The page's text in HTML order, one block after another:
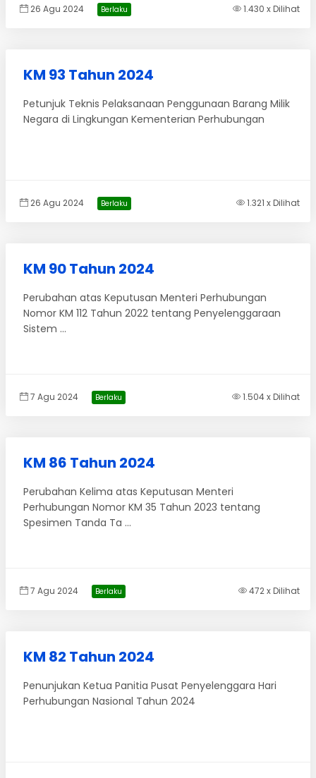
26 Agu 2024 Berlaku 1.430 x Dilihat
KM 93 Tahun 2024
Petunjuk Teknis Pelaksanaan Penggunaan Barang Milik
Negara di Lingkungan Kementerian Perhubungan
26 Agu 2024 Berlaku 1.321 x Dilihat
KM 90 Tahun 2024
Perubahan atas Keputusan Menteri Perhubungan
Nomor KM 112 Tahun 2022 tentang Penyelenggaraan
Sistem ...
7 Agu 2024 Berlaku 1.504 x Dilihat
KM 86 Tahun 2024
Perubahan Kelima atas Keputusan Menteri
Perhubungan Nomor KM 35 Tahun 2023 tentang
Spesimen Tanda Ta ...
7 Agu 2024 Berlaku 472 x Dilihat
KM 82 Tahun 2024
Penunjukan Ketua Panitia Pusat Penyelenggara Hari
Perhubungan Nasional Tahun 2024